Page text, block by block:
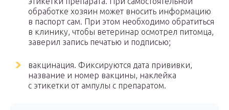
обработке хозяин может вносить информацию
в паспорт сам. При этом необходимо обратиться
в клинику, чтобы ветеринар осмотрел питомца,
заверил запись печатью и подписью;
вакцинация. Фиксируются дата прививки,
название и номер вакцины, наклейка
с этикетки от ампулы с препаратом.